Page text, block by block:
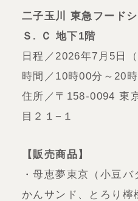
二子玉川 東急フード
Ｓ. Ｃ 地下1階
日程／2026年7月5日
時間／10時00分～20
住所／〒158-0094 東
目２１−１
【販売商品】
・母恵夢東京（小豆
かんサンド、とろり檸